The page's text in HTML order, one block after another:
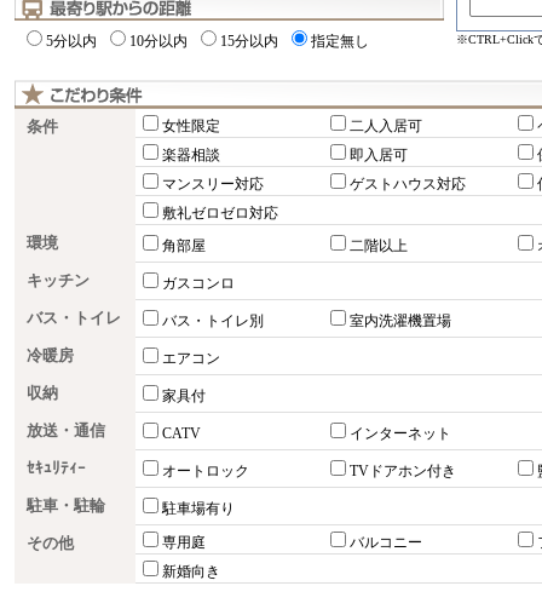
5分以内 10分以内 15分以内 指定無し ※CTRL+Click
条件 女性限定 二人入居可
楽器相談
即入居可
マンスリー対応
ゲストハウス対応
敷礼ゼロゼロ対応
環境 角部屋 二階以上
キッチン ガスコンロ
バス・トイレ バス・トイレ別 室内洗濯機置場
冷暖房 エアコン
収納 家具付
放送・通信 CATV インターネット
ｾｷｭﾘﾃｨｰ オートロック TVドアホン付き
駐車・駐輪 駐車場有り
その他 専用庭 バルコニー
新婚向き